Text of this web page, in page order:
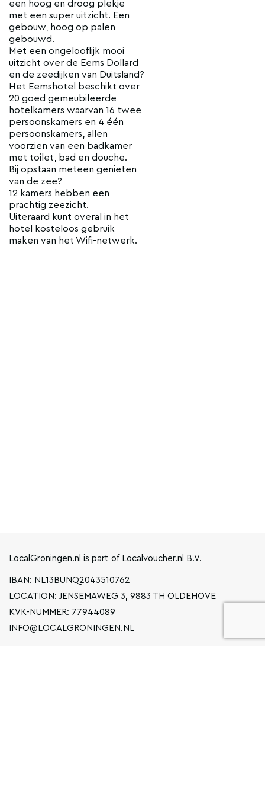
een hoog en droog plekje
met een super uitzicht. Een
gebouw, hoog op palen
gebouwd.
Met een ongelooflijk mooi
uitzicht over de Eems Dollard
en de zeedijken van Duitsland?
Het Eemshotel beschikt over
20 goed gemeubileerde
hotelkamers waarvan 16 twee
persoonskamers en 4 één
persoonskamers, allen
voorzien van een badkamer
met toilet, bad en douche.
Bij opstaan meteen genieten
van de zee?
12 kamers hebben een
prachtig zeezicht.
Uiteraard kunt overal in het
hotel kosteloos gebruik
maken van het Wifi-netwerk.
LocalGroningen.nl is part of Localvoucher.nl B.V.
IBAN: NL13BUNQ2043510762
LOCATION: JENSEMAWEG 3, 9883 TH OLDEHOVE
KVK-NUMMER: 77944089
INFO@LOCALGRONINGEN.NL